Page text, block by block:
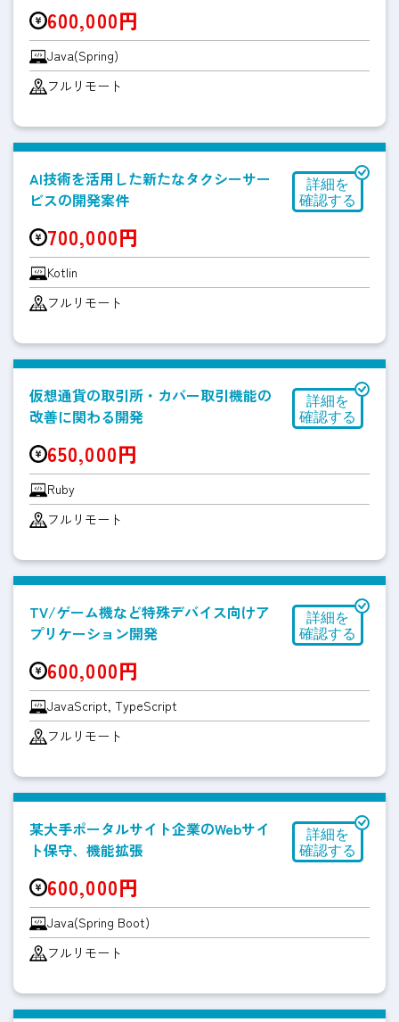
600,000円
Java(Spring)
フルリモート
AI技術を活用した新たなタクシーサー
ビスの開発案件
700,000円
Kotlin
フルリモート
仮想通貨の取引所・カバー取引機能の
改善に関わる開発
650,000円
Ruby
フルリモート
TV/ゲーム機など特殊デバイス向けア
プリケーション開発
600,000円
JavaScript, TypeScript
フルリモート
某大手ポータルサイト企業のWebサイ
ト保守、機能拡張
600,000円
Java(Spring Boot)
フルリモート